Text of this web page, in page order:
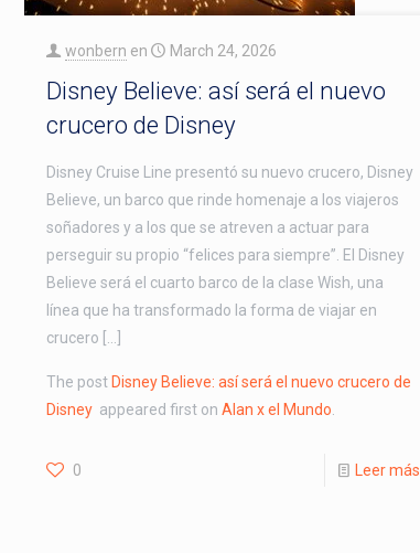
wonbern en March 24, 2026
Disney Believe: así será el nuevo
crucero de Disney
Disney Cruise Line presentó su nuevo crucero, Disney
Believe, un barco que rinde homenaje a los viajeros
soñadores y a los que se atreven a actuar para
perseguir su propio “felices para siempre”. El Disney
Believe será el cuarto barco de la clase Wish, una
línea que ha transformado la forma de viajar en
crucero […]
The post Disney Believe: así será el nuevo crucero de
Disney appeared first on Alan x el Mundo
0 Leer más